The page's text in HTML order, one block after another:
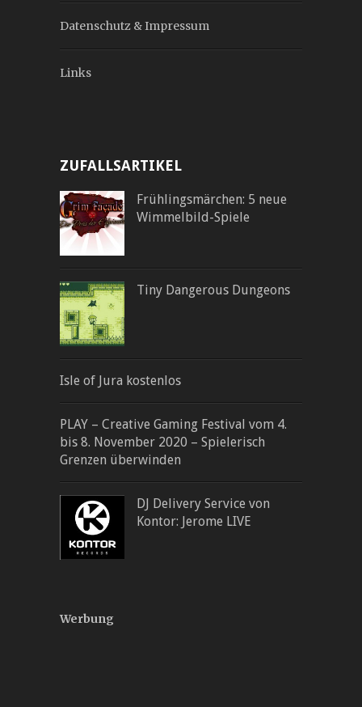
Datenschutz & Impressum
Links
ZUFALLSARTIKEL
Frühlingsmärchen: 5 neue
Wimmelbild-Spiele
Tiny Dangerous Dungeons
Isle of Jura kostenlos
PLAY – Creative Gaming Festival vom 4.
bis 8. November 2020 – Spielerisch
Grenzen überwinden
DJ Delivery Service von
Kontor: Jerome LIVE
Werbung